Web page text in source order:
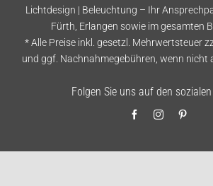
Lichtdesign | Beleuchtung – Ihr
Fürth, Erlangen sowie im gesamten
* Alle Preise inkl. gesetzl. Mehrwertsteuer
und ggf. Nachnahmegebühren, wenn nicht
Folgen Sie uns auf den